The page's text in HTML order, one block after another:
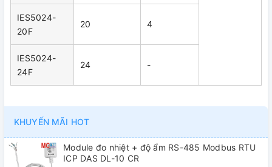
IES5024-
20F
20 4
IES5024-
24F
24 -
KHUYẾN MÃI HOT
Module đo nhiệt + độ ẩm RS-485 Modbus RTU
ICP DAS DL-10 CR